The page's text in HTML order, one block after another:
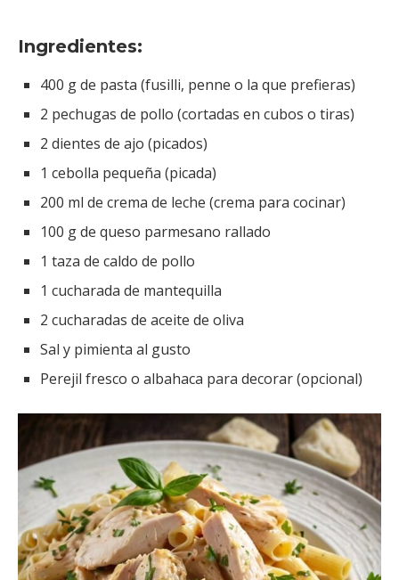
Ingredientes:
400 g de pasta (fusilli, penne o la que prefieras)
2 pechugas de pollo (cortadas en cubos o tiras)
2 dientes de ajo (picados)
1 cebolla pequeña (picada)
200 ml de crema de leche (crema para cocinar)
100 g de queso parmesano rallado
1 taza de caldo de pollo
1 cucharada de mantequilla
2 cucharadas de aceite de oliva
Sal y pimienta al gusto
Perejil fresco o albahaca para decorar (opcional)